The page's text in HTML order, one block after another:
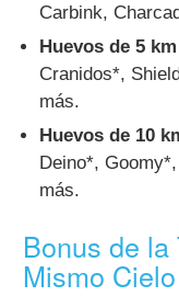
Carbink,
Huevos de 5
Cranidos*,
más.
Huevos de 10
Deino*,
más.
Bonus de la
Mismo Cielo